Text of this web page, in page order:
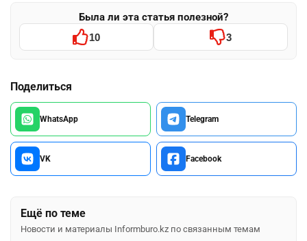
Была ли эта статья полезной?
10 3
Поделиться
WhatsApp Telegram
VK Facebook
Ещё по теме
Новости и материалы Informburo.kz по связанным темам